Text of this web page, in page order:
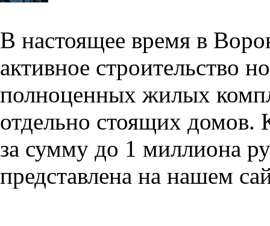
В настоящее время в
активное строительство
полноценных жилых
отдельно стоящих домов.
за сумму до 1 миллиона
представлена на нашем